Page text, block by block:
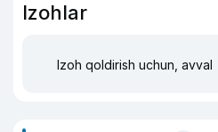
Izohlar
Izoh qoldirish uchun, avval